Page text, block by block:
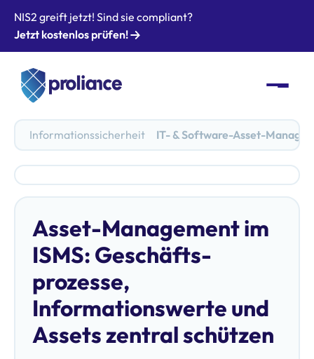
NIS2 greift jetzt! Sind sie compliant?
Jetzt kostenlos prüfen!
Informationssicherheit IT- & Software-Asset-
Asset-Management im
ISMS: Geschäfts­
prozesse,
Informationswerte und
Assets zentral schützen